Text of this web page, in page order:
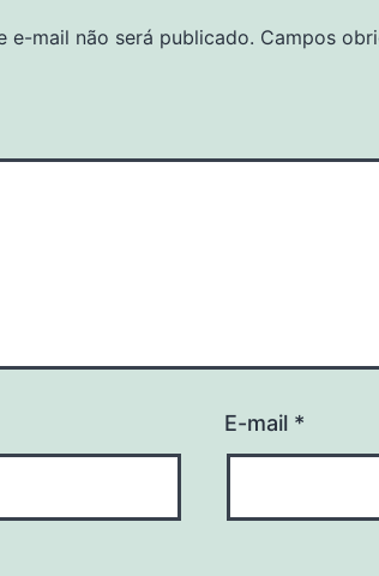
e-mail não será publicado. Campos
E-mail *